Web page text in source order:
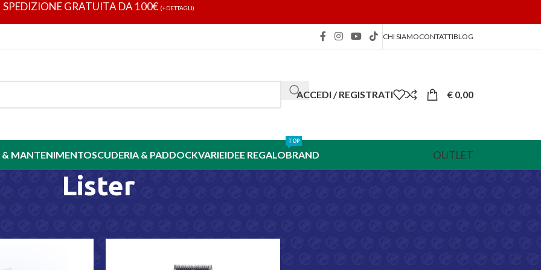
SPEDIZIONE GRATUITA DA 100€ (+DETTAGLI)
CHI SIAMOCONTATTIBLOG
ACCEDI / REGISTRATI € 0,00
& MANTENIMENTOSCUDERIA & PADDOCKVARIEIDEE REGALOBRAND
TOP
OUTLET
Lister